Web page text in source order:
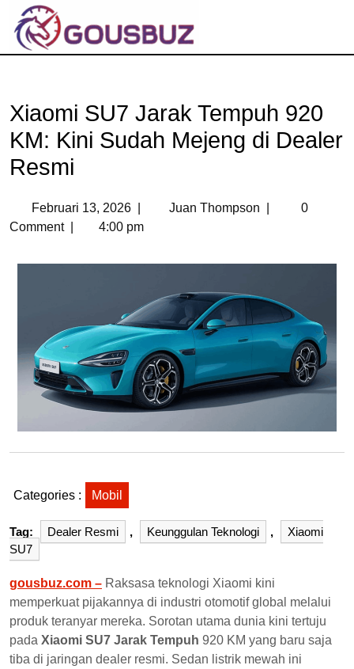
Xiaomi SU7 Jarak Tempuh 920
KM: Kini Sudah Mejeng di Dealer
Resmi
Februari 13, 2026 Juan Thompson
0
Comment
4:00 pm
Categories : Mobil
Tag: Dealer Resmi , Keunggulan Teknologi ,
Xiaomi
SU7
gousbuz.com – Raksasa teknologi Xiaomi kini
memperkuat pijakannya di industri otomotif global melalui
produk teranyar mereka. Sorotan utama dunia kini tertuju
pada Xiaomi SU7 Jarak Tempuh 920 KM yang baru saja
tiba di jaringan dealer resmi. Sedan listrik mewah ini